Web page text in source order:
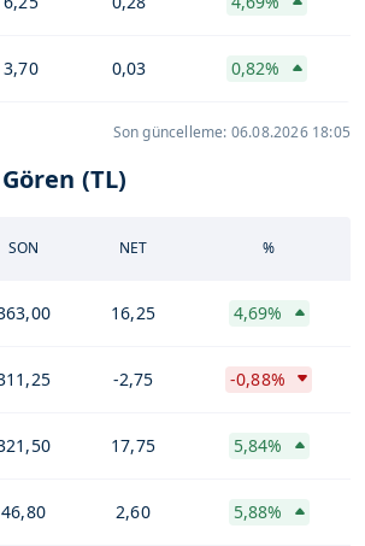
3,70 0,03 0,82%
Son güncelleme: 06.08.2026 18:05
(TL)
SON NET %
16,25 4,69%
-2,75 -0,88%
17,75 5,84%
46,80 2,60 5,88%